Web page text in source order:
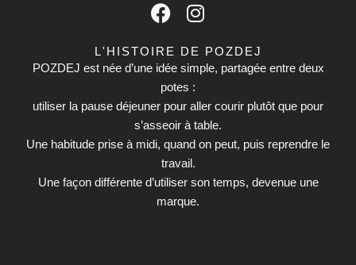
F
c
e
b
o
o
k
I
s
t
a
g
r
a
m
L'HISTOIRE DE POZDEJ
POZDEJ est née d’une idée simple, partagée entre deux
potes :
utiliser la pause déjeuner pour aller courir plutôt que pour
s’asseoir à table.
Une habitude prise à midi, quand on peut, puis reprendre le
travail.
Une façon différente d’utiliser son temps, devenue une
marque.